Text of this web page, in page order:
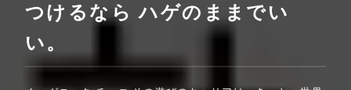
つけるなら ハゲのままでい
い。